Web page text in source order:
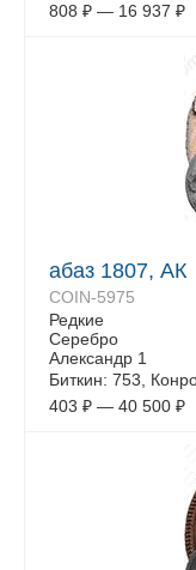
808 ₽ — 16 937 ₽
абаз 1807, АК
COIN-5975
Редкие
Серебро
Александр 1
Биткин: 753,
403 ₽ — 40 500 ₽